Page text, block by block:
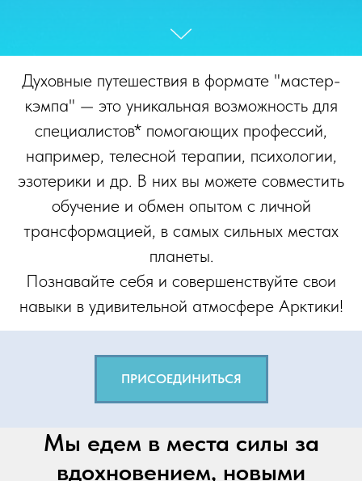
Духовные путешествия в формате "мастер-
кэмпа" — это уникальная возможность для
специалистов* помогающих профессий,
например, телесной терапии, психологии,
эзотерики и др. В них вы можете совместить
обучение и обмен опытом с личной
трансформацией, в самых сильных местах
планеты.
Познавайте себя и совершенствуйте свои
навыки в удивительной атмосфере Арктики!
ПРИСОЕДИНИТЬСЯ
Мы едем в места силы за
вдохновением, новыми